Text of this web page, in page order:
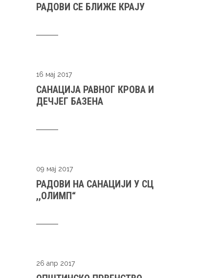
РАДОВИ СЕ БЛИЖЕ КРАЈУ
16 мај 2017
САНАЦИЈА РАВНОГ КРОВА И
ДЕЧЈЕГ БАЗЕНА
09 мај 2017
РАДОВИ НА САНАЦИЈИ У СЦ
,,ОЛИМП“
26 апр 2017